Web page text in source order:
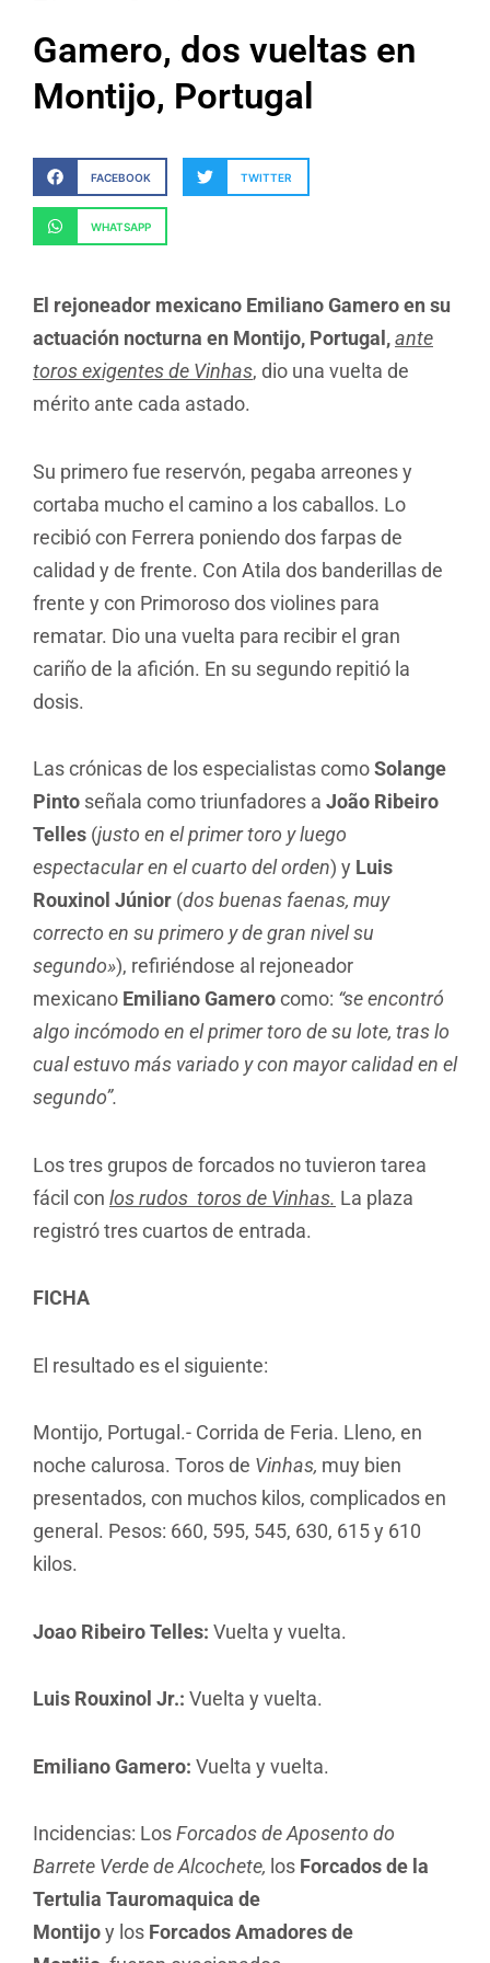
Gamero, dos vueltas en
Montijo, Portugal
FACEBOOK TWITTER
WHATSAPP
El rejoneador mexicano Emiliano Gamero en su
actuación nocturna en Montijo, Portugal,ante
toros exigentes de Vinhas, dio una vuelta de
mérito ante cada astado.
Su primero fue reservón, pegaba arreones y
cortaba mucho el camino a los caballos. Lo
recibió con Ferrera poniendo dos farpas de
calidad y de frente. Con Atila dos banderillas de
frente y con Primoroso dos violines para
rematar. Dio una vuelta para recibir el gran
cariño de la afición. En su segundo repitió la
dosis.
Las crónicas de los especialistas comoSolange
Pinto señala como triunfadores a João Ribeiro
Telles (justo en el primer toro y luego
espectacular en el cuarto del orden) y Luis
Rouxinol Júnior (dos buenas faenas, muy
correcto en su primero y de gran nivel su
segundo»), refiriéndose al rejoneador
mexicano Emiliano Gamerocomo: “se encontró
algo incómodo en el primer toro de su lote, tras lo
cual estuvo más variado y con mayor calidad en el
segundo”.
Los tres grupos de forcados no tuvieron tarea
fácil con los rudos toros de Vinhas. La plaza
registró tres cuartos de entrada.
FICHA
El resultado es el siguiente:
Montijo, Portugal.- Corrida de Feria. Lleno, en
noche calurosa. Toros de Vinhas, muy bien
presentados, con muchos kilos, complicados en
general. Pesos: 660, 595, 545, 630, 615 y 610
kilos.
Joao Ribeiro Telles: Vuelta y vuelta.
Luis Rouxinol Jr.: Vuelta y vuelta.
Emiliano Gamero: Vuelta y vuelta.
Incidencias: LosForcados de Aposento do
Barrete Verde de Alcochete, los Forcados de la
Tertulia Tauromaquica de
Montijoy los Forcados Amadores de